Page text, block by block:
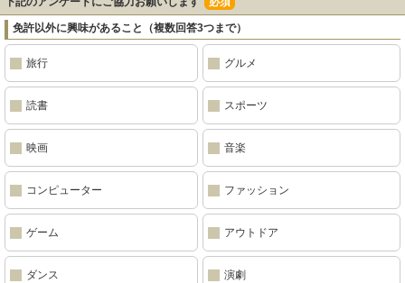
免許以外に興味があること（複数回答3つまで）
旅行 グルメ
読書 スポーツ
映画 音楽
コンピューター ファッション
ゲーム アウトドア
ダンス 演劇